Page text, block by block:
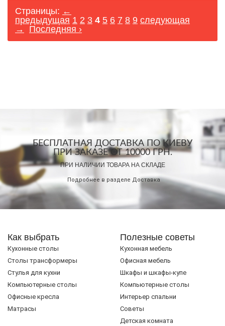
Страницы: ←
предыдущая 1 2 3 4 5 6 7 8 9 следующая
→
Последняя ›
БЕСПЛАТНАЯ ДОСТАВКА ПО КИЕВУ
ПРИ ЗАКАЗЕ ОТ 10000 ГРН.
ПРИ НАЛИЧИИ ТОВАРА НА СКЛАДЕ
Подробнее в разделе Доставка
Как выбрать
Кухонные столы
Cтолы трансформеры
Стулья для кухни
Компьютерные столы
Офисные кресла
Матрасы
Полезные советы
Кухонная мебель
Офисная мебель
Шкафы и шкафы-купе
Компьютерные столы
Интерьер спальни
Советы
Детская комната